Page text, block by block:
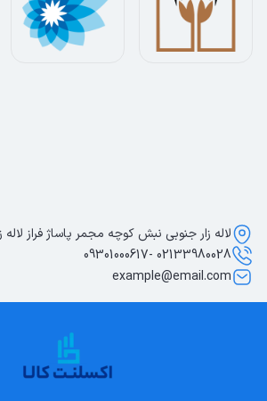
لاله زار جنوبی نبش کوچه مجمر پاساژ فراز لاله
02133980028 -09301000617
example@email.com